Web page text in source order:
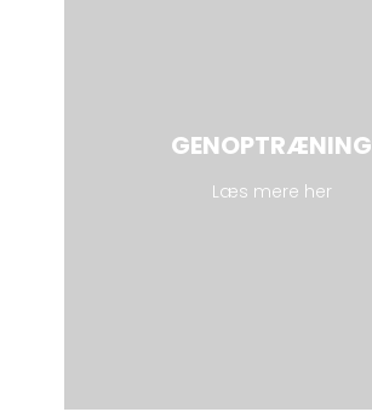
GENOPTRÆNING
Læs mere her